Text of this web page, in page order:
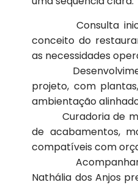
Consulta
conceito do
as necessidades
projeto, com
ambientação
Curadoria de
de acabamentos,
compatíveis com
Nathália dos Anjos